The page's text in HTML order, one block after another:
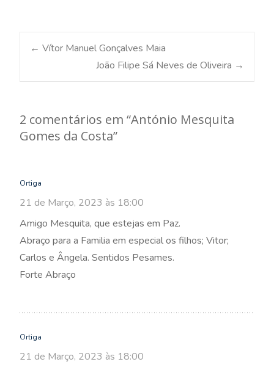
Post
← Vítor Manuel Gonçalves Maia
João Filipe Sá Neves de Oliveira →
2 comentários em “António Mesquita
Gomes da Costa”
Ortiga
21 de Março, 2023 às 18:00
Amigo Mesquita, que estejas em Paz.
Abraço para a Familia em especial os filhos; Vitor;
Carlos e Ângela. Sentidos Pesames.
Forte Abraço
Ortiga
21 de Março, 2023 às 18:00